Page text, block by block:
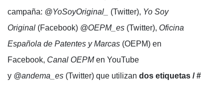
campaña: @YoSoyOriginal_ (Twitter), Yo Soy
Original (Facebook) @OEPM_es (Twitter), Oficina
Española de Patentes y Marcas (OEPM) en
Facebook, Canal OEPMen YouTube
y @andema_es (Twitter) que utilizan dos etiquetas / #